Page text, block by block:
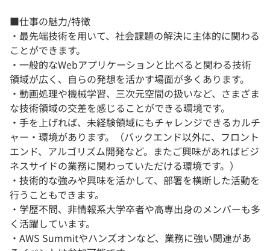
■仕事の魅力/特徴
・最先端技術を用いて、社会課題の解決に主体的に関わる
ことができます。
・一般的なWebアプリケーションと比べると関わる技術
領域が広く、自らの発想を活かす場面が多くあります。
・動画処理や機械学習、三次元空間の扱いなど、さまざま
な技術領域の交差を感じることができる環境です。
・手を上げれば、未経験領域にもチャレンジできるカルチ
ャー・環境があります。（バックエンド以外に、フロント
エンド、アルゴリズム開発など。またご興味があればビジ
ネスサイドの業務に関わっていただける環境です。）
・技術的な強みや興味を活かして、部署を横断した活動を
行うこともできます。
・学歴不問、非情報系大学卒者や高専出身のメンバーも多
く活躍しています。
・AWS Summitやハンズオンなど、業務に強い関連があ